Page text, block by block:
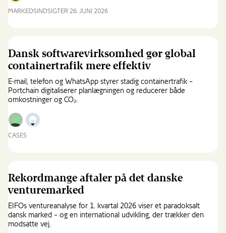
MARKEDSINDSIGTER 26. JUNI 2026
sig,
SMV'er
åbne
sig
mod
Europa
Dansk softwarevirksomhed gør global
containertrafik mere effektiv
E-mail, telefon og WhatsApp styrer stadig containertrafik –
Portchain digitaliserer planlægningen og reducerer både
omkostninger og CO₂.
CASES
global
containertrafik
mere
effektiv
Rekordmange aftaler på det danske
venturemarked
EIFOs ventureanalyse for 1. kvartal 2026 viser et paradoksalt
dansk marked – og en international udvikling, der trækker den
modsatte vej.